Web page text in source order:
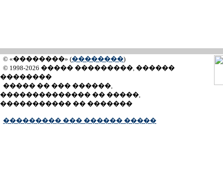
© «��������» (��������)
© 1998-2026 ����� ���������, ������
��������
����� �� ��� ������,
�������������� �� �����,
����������� �� �������
��������� ��� ������ �����